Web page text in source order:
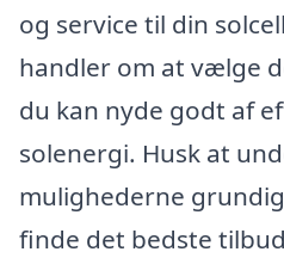
og service til din
handler om at vælge
du kan nyde godt af
solenergi. Husk at
mulighederne
finde det bedste